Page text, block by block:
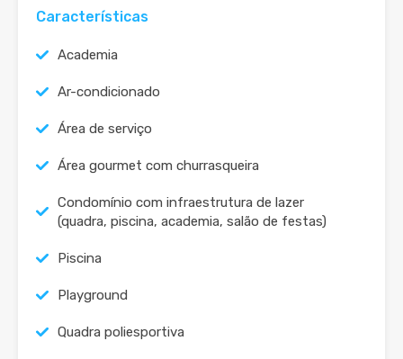
Características
Academia
Ar-condicionado
Área de serviço
Área gourmet com churrasqueira
Condomínio com infraestrutura de lazer
(quadra, piscina, academia, salão de festas)
Piscina
Playground
Quadra poliesportiva